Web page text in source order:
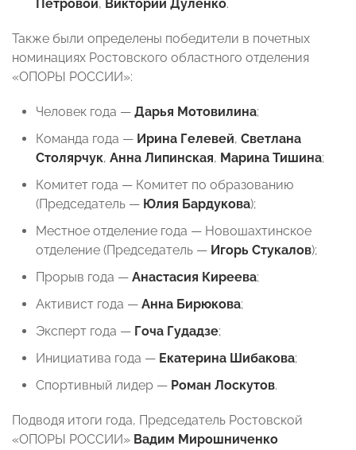
Петровой, Виктории Дуленко.
Также были определены победители в почетных
номинациях Ростовского областного отделения
«ОПОРЫ РОССИИ»:
Человек года — Дарья Мотовилина;
Команда года — Ирина Гелевей, Светлана
Столярчук, Анна Липинская, Марина Тишина;
Комитет года — Комитет по образованию
(Председатель — Юлия Бардукова);
Местное отделение года — Новошахтинское
отделение (Председатель — Игорь Стукалов);
Прорыв года — Анастасия Киреева;
Активист года — Анна Бирюкова;
Эксперт года — Гоча Гудадзе;
Инициатива года — Екатерина Шибакова;
Спортивный лидер — Роман Лоскутов.
Подводя итоги года, Председатель Ростовской
«ОПОРЫ РОССИИ» Вадим Мирошниченко